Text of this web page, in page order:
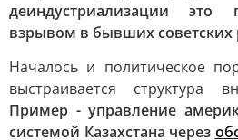
деиндустриализации это
взрывом в бывших советских
Началось и политическое
выстраивается структура
Пример - управление
системой Казахстана через